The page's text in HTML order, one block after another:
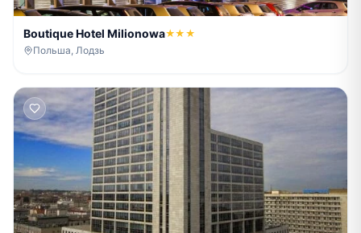
Boutique Hotel Milionowa★★★
Польша, Лодзь